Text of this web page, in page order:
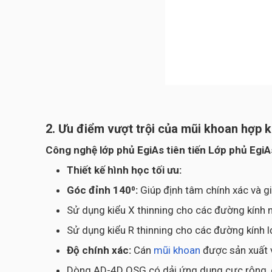
2. Ưu điểm vượt trội của mũi khoan hợp
Công nghệ lớp phủ EgiAs tiên tiến Lớp phủ
Thiết kế hình học tối ưu:
Góc đỉnh 140⁰: Giúp định tâm chính xác và
Sử dụng kiểu X thinning cho các đường
Sử dụng kiểu R thinning cho các đường
Độ chính xác: Cán mũi khoan được sản xuất